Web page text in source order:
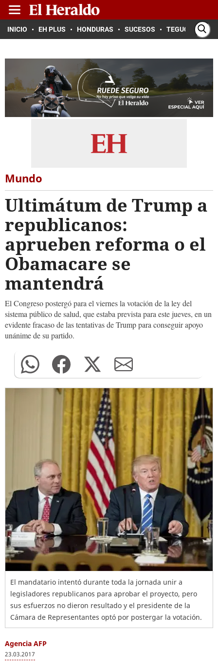
INICIO EH PLUS HONDURAS SUCESOS TEGUCIGALPA
Mundo
Ultimátum de Trump a
republicanos:
aprueben reforma o el
Obamacare se
mantendrá
El Congreso postergó para el viernes la votación de la ley del
sistema público de salud, que estaba prevista para este jueves, en un
evidente fracaso de las tentativas de Trump para conseguir apoyo
unánime de su partido.
El mandatario intentó durante toda la jornada unir a
legisladores republicanos para aprobar el proyecto, pero
sus esfuerzos no dieron resultado y el presidente de la
Cámara de Representantes optó por postergar la votación.
Agencia AFP
23.03.2017